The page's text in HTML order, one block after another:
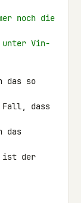
noch die
unter Vin-
das so
dass
das
ist der